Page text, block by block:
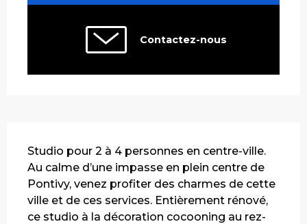
Contactez-nous
Studio pour 2 à 4 personnes en centre-ville.
Au calme d’une impasse en plein centre de
Pontivy, venez profiter des charmes de cette
ville et de ces services. Entièrement rénové,
ce studio à la décoration cocooning au rez-